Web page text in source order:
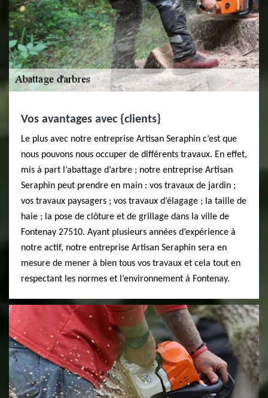
Vos avantages avec {clients}
Le plus avec notre entreprise Artisan Seraphin c’est que
nous pouvons nous occuper de différents travaux. En effet,
mis à part l’abattage d’arbre ; notre entreprise Artisan
Seraphin peut prendre en main : vos travaux de jardin ;
vos travaux paysagers ; vos travaux d’élagage ; la taille de
haie ; la pose de clôture et de grillage dans la ville de
Fontenay 27510. Ayant plusieurs années d’expérience à
notre actif, notre entreprise Artisan Seraphin sera en
mesure de mener à bien tous vos travaux et cela tout en
respectant les normes et l’environnement à Fontenay.